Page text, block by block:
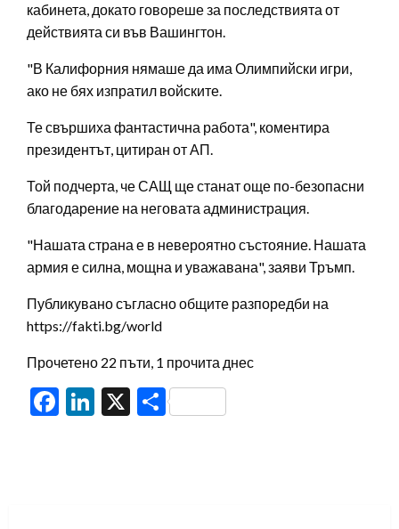
кабинета, докато говореше за последствията от
действията си във Вашингтон.
"В Калифорния нямаше да има Олимпийски игри,
ако не бях изпратил войските.
Те свършиха фантастична работа", коментира
президентът, цитиран от АП.
Той подчерта, че САЩ ще станат още по-безопасни
благодарение на неговата администрация.
"Нашата страна е в невероятно състояние. Нашата
армия е силна, мощна и уважавана", заяви Тръмп.
Публикувано съгласно общите разпоредби на
https://fakti.bg/world
Прочетено 22 пъти, 1 прочита днес
Facebook
LinkedIn
X Share